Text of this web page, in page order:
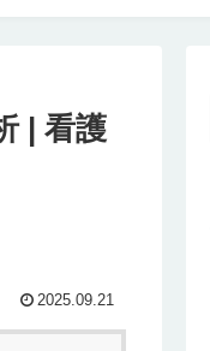
| 看護
2025.09.21